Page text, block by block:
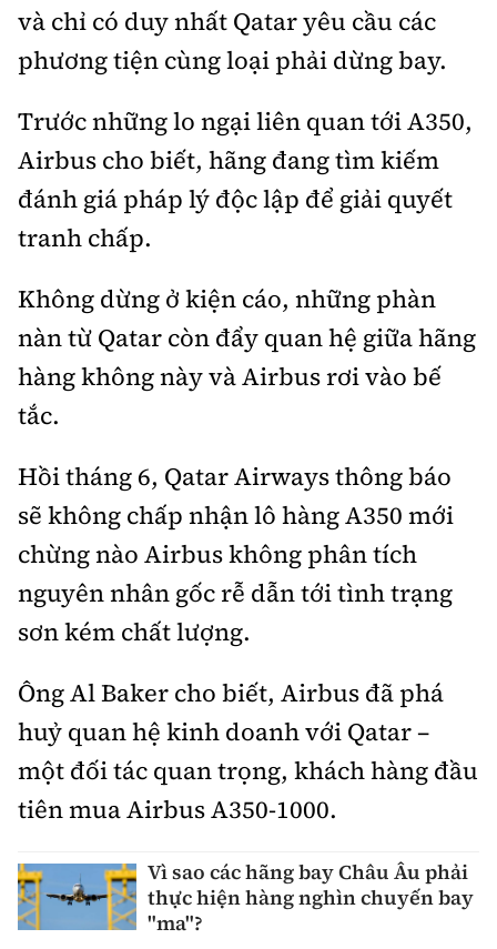
và chỉ có duy nhất Qatar yêu cầu các
phương tiện cùng loại phải dừng bay.
Trước những lo ngại liên quan tới A350,
Airbus cho biết, hãng đang tìm kiếm
đánh giá pháp lý độc lập để giải quyết
tranh chấp.
Không dừng ở kiện cáo, những phàn
nàn từ Qatar còn đẩy quan hệ giữa hãng
hàng không này và Airbus rơi vào bế
tắc.
Hồi tháng 6, Qatar Airways thông báo
sẽ không chấp nhận lô hàng A350 mới
chừng nào Airbus không phân tích
nguyên nhân gốc rễ dẫn tới tình trạng
sơn kém chất lượng.
Ông Al Baker cho biết, Airbus đã phá
huỷ quan hệ kinh doanh với Qatar –
một đối tác quan trọng, khách hàng đầu
tiên mua Airbus A350-1000.
Vì sao các hãng bay Châu Âu phải
thực hiện hàng nghìn chuyến bay
"ma"?